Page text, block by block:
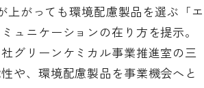
上がっても環境配慮製品を選ぶ「エ
ュニケーションの在り方を提示。
グリーンケミカル事業推進室の三
や、環境配慮製品を事業機会へと